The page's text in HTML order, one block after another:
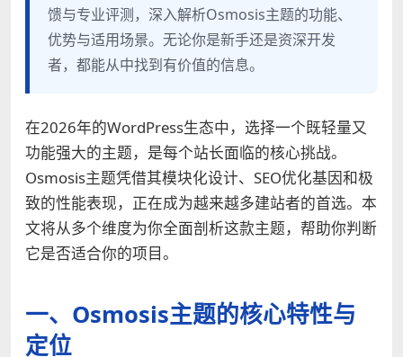
馈与专业评测，深入解析Osmosis主题的功能、
优势与适用场景。无论你是新手还是资深开发
者，都能从中找到有价值的信息。
在2026年的WordPress生态中，选择一个既轻量又
功能强大的主题，是每个站长面临的核心挑战。
Osmosis主题凭借其模块化设计、SEO优化基因和极
致的性能表现，正在成为越来越多建站者的首选。本
文将从多个维度为你全面剖析这款主题，帮助你判断
它是否适合你的项目。
一、Osmosis主题的核心特性与
定位